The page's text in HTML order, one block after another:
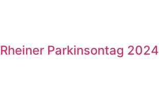
Rheiner Parkinsontag 2024